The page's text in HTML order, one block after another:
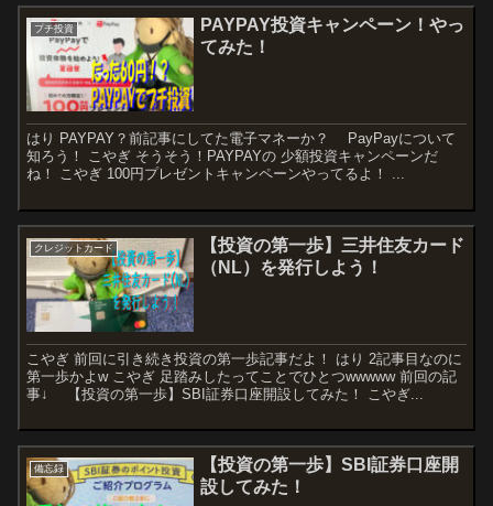
プチ投資
PAYPAY投資キャンペーン！やっ
てみた！
はり PAYPAY？前記事にしてた電子マネーか？ PayPayについて
知ろう！ こやぎ そうそう！PAYPAYの 少額投資キャンペーンだ
ね！ こやぎ 100円プレゼントキャンペーンやってるよ！ ...
クレジットカード
【投資の第一歩】三井住友カード
（NL）を発行しよう！
こやぎ 前回に引き続き投資の第一歩記事だよ！ はり 2記事目なのに
第一歩かよw こやぎ 足踏みしたってことでひとつwwwww 前回の記
事↓ 【投資の第一歩】SBI証券口座開設してみた！ こやぎ...
備忘録
【投資の第一歩】SBI証券口座開
設してみた！